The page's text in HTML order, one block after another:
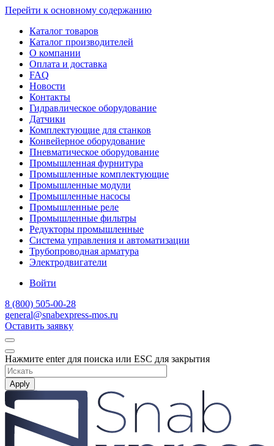
Перейти к основному содержанию
Каталог товаров
Каталог производителей
О компании
Оплата и доставка
FAQ
Новости
Контакты
Гидравлическое оборудование
Датчики
Комплектующие для станков
Конвейерное оборудование
Пневматическое оборудование
Промышленная фурнитура
Промышленные комплектующие
Промышленные модули
Промышленные насосы
Промышленные реле
Промышленные фильтры
Редукторы промышленные
Система управления и автоматизации
Трубопроводная арматура
Электродвигатели
Войти
8 (800) 505-00-28
general@snabexpress-mos.ru
Оставить заявку
Нажмите enter для поиска или ESC для закрытия
Apply